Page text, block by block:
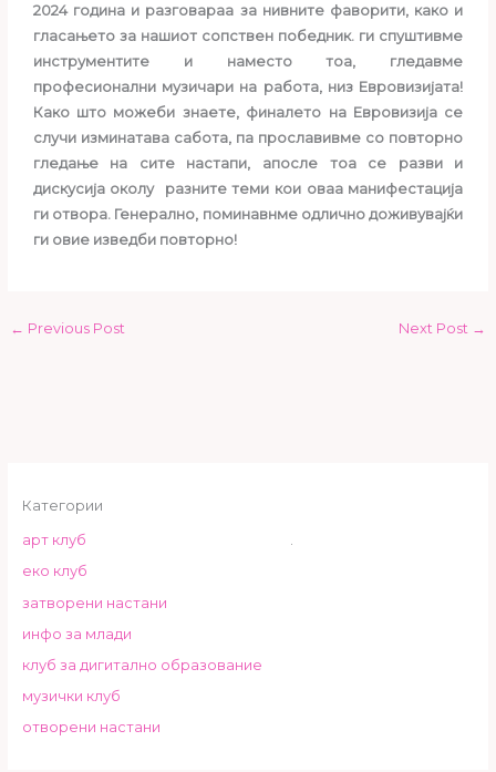
2024 година и разговараа за нивните фаворити, како и
гласањето за нашиот сопствен победник. ги спуштивме
инструментите и наместо тоа, гледавме
професионални музичари на работа, низ Евровизијата!
Како што можеби знаете, финалето на Евровизија се
случи изминатава сабота, па прославивме со повторно
гледање на сите настапи, апосле тоа се разви и
дискусија околу разните теми кои оваа манифестација
ги отвора. Генерално, поминавнме одлично доживувајќи
ги овие изведби повторно!
← Previous Post Next Post →
Категории
арт клуб
еко клуб
затворени настани
инфо за млади
клуб за дигитално образование
музички клуб
отворени настани
.